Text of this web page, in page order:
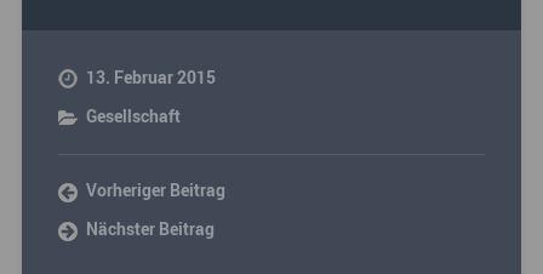
13. Februar 2015
Gesellschaft
Vorheriger Beitrag
Nächster Beitrag